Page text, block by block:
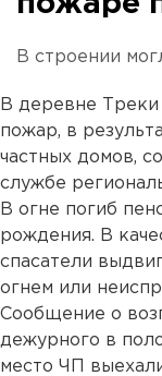
В строении
В деревне
пожар, в
частных домов,
службе
В огне погиб
рождения. В
спасатели
огнем или
Сообщение о
дежурного в
место ЧП